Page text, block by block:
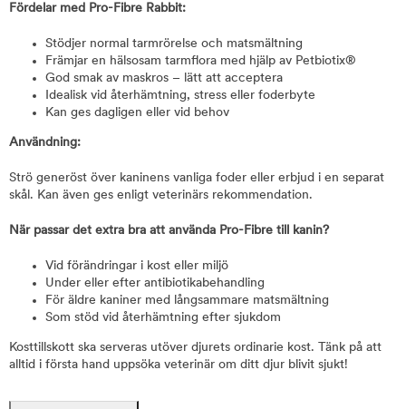
Fördelar med Pro-Fibre Rabbit:
Stödjer normal tarmrörelse och matsmältning
Främjar en hälsosam tarmflora med hjälp av Petbiotix®
God smak av maskros – lätt att acceptera
Idealisk vid återhämtning, stress eller foderbyte
Kan ges dagligen eller vid behov
Användning:
Strö generöst över kaninens vanliga foder eller erbjud i en separat
skål. Kan även ges enligt veterinärs rekommendation.
När passar det extra bra att använda Pro-Fibre till kanin?
Vid förändringar i kost eller miljö
Under eller efter antibiotikabehandling
För äldre kaniner med långsammare matsmältning
Som stöd vid återhämtning efter sjukdom
Kosttillskott ska serveras utöver djurets ordinarie kost. Tänk på att
alltid i första hand uppsöka veterinär om ditt djur blivit sjukt!